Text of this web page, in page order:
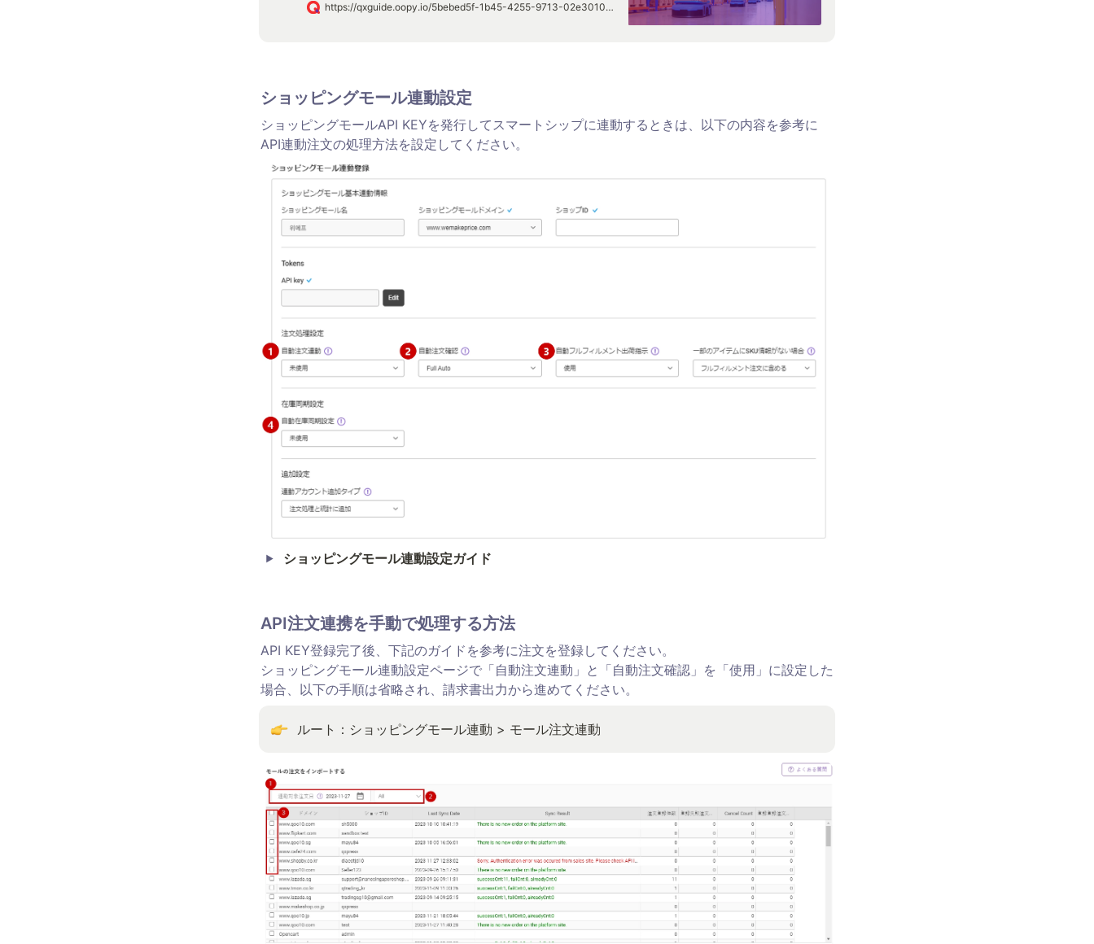
https://qxguide.oopy.io/5bebed5f-1b45-4255-9713-02e301055bde
ショッピングモール連動設定
ショッピングモールAPI KEYを発行してスマートシップに連動するときは、以下の内容を参考に
API連動注文の処理方法を設定してください。
ショッピングモール連動設定ガイド
API注文連携を手動で処理する方法
API KEY登録完了後、下記のガイドを参考に注文を登録してください。
ショッピングモール連動設定ページで「自動注文連動」と「自動注文確認」を「使用」に設定した
場合、以下の手順は省略され、請求書出力から進めてください。
ルート：ショッピングモール連動 > モール注文連動